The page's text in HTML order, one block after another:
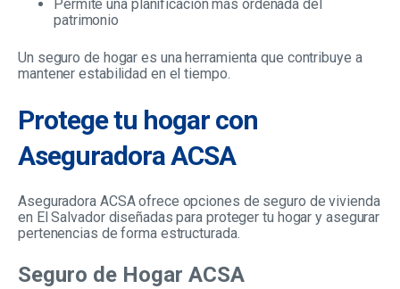
Permite una planificación más ordenada del
patrimonio
Un seguro de hogar es una herramienta que contribuye a
mantener estabilidad en el tiempo.
Protege tu hogar con
Aseguradora ACSA
Aseguradora ACSA ofrece opciones de seguro de vivienda
en El Salvador diseñadas para proteger tu hogar y asegurar
pertenencias de forma estructurada.
Seguro de Hogar ACSA